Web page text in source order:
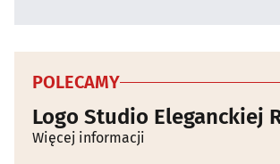
POLECAMY
Logo Studio Eleganckiej
Więcej informacji